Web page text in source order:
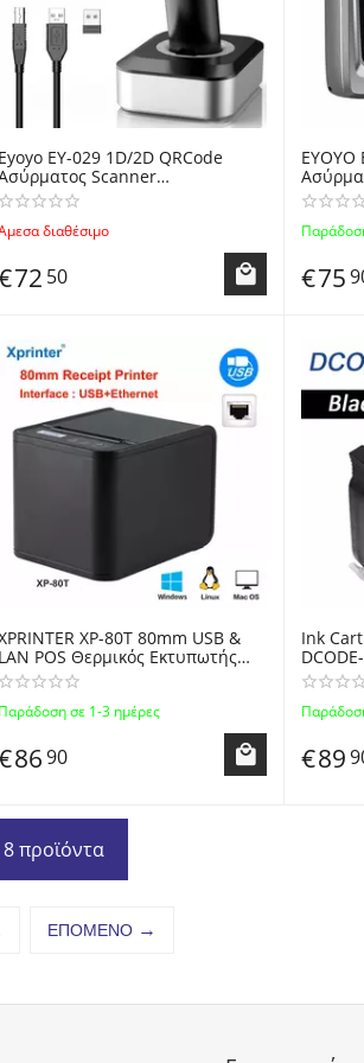
Eyoyo EY-029 1D/2D QRCode
Scanner
Bluetooth+2.4GHz+USB με Βάση
Στήριξης και Φόρτισης - Wireless
Barcode Scanner
διαθέσιμο
72 50
-
2.4GHz
with
€75
XP-80T 80mm USB &
LAN POS Θερμικός Εκτυπωτής
Αποδείξεων - Portable Thermal
Receipt & Restaurant Kitchen
Printer with Automatic Cutter -
Παράδοση σε 1-3 ημέρες
8690
Ink
Code,
€89
προϊόντα
ΕΠΌΜΕΝΟ